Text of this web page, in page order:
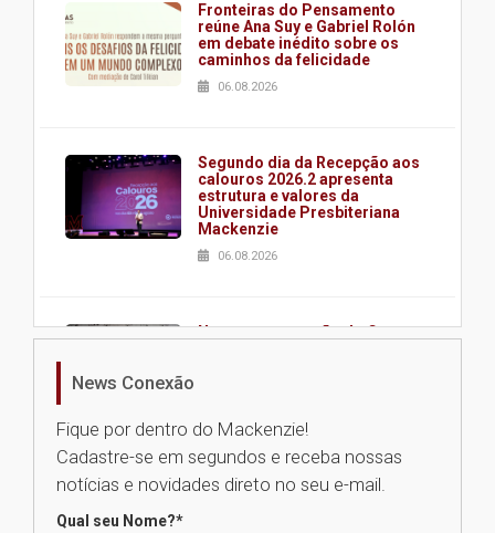
Fronteiras do Pensamento
reúne Ana Suy e Gabriel Rolón
em debate inédito sobre os
caminhos da felicidade
06.08.2026
Segundo dia da Recepção aos
calouros 2026.2 apresenta
estrutura e valores da
Universidade Presbiteriana
Mackenzie
06.08.2026
Nova apresentação do Centro
Universidade Mackenzie
realizará nova edição da Feira
News Conexão
Fique por dentro do Mackenzie!
Cadastre-se em segundos e receba nossas
notícias e novidades direto no seu e-mail.
Qual seu Nome?*